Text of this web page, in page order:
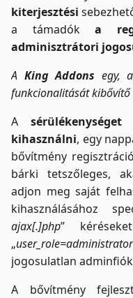
kiterjesztési
a támadóka
adminisztrátori
A King Addons egy,
funkcionalitását kibővítő
A
kihasználni, egy
bővítmény
bárki tetszőleges,
adjon meg saját
kihasználásához
ajax[.]php”
„user_role=administrator
jogosulatlan
A bővítmény